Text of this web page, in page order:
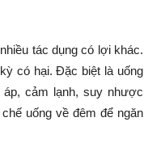
tác dụng có lợi khác.
có hại. Đặc biệt là uống
cảm lạnh, suy nhược
uống về đêm để ngăn